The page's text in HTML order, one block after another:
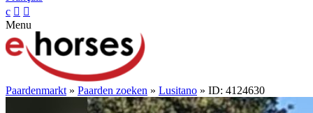
c  
Menu
Paardenmarkt » Paarden zoeken » Lusitano » ID: 4124630